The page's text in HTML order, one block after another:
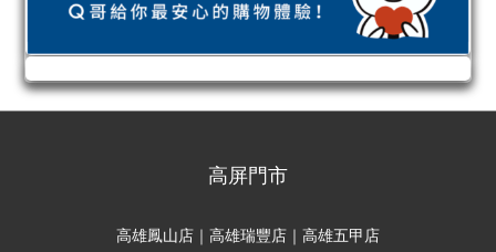
高屏門市
高雄鳳山店｜高雄瑞豐店｜高雄五甲店